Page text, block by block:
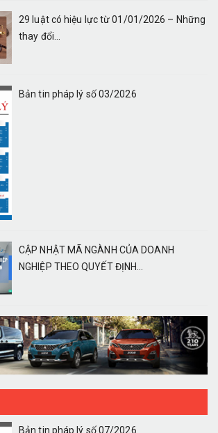
29 luật có hiệu lực từ 01/01/2026 – Những
thay đổi...
Bản tin pháp lý số 03/2026
CẬP NHẬT MÃ NGÀNH CỦA DOANH
NGHIỆP THEO QUYẾT ĐỊNH...
Bản tin pháp lý số 07/2026